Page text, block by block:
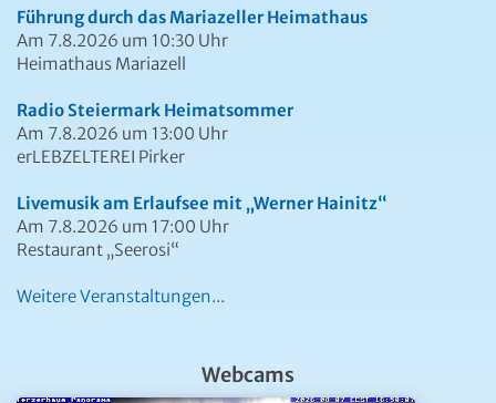
Führung durch das Mariazeller Heimathaus
Am 7.8.2026 um 10:30 Uhr
Heimathaus Mariazell
Radio Steiermark Heimatsommer
Am 7.8.2026 um 13:00 Uhr
erLEBZELTEREI Pirker
Livemusik am Erlaufsee mit „Werner Hainitz“
Am 7.8.2026 um 17:00 Uhr
Restaurant „Seerosi“
Weitere Veranstaltungen...
Webcams